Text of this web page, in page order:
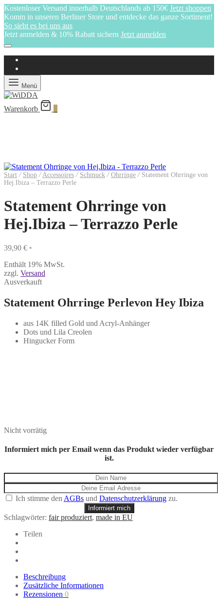
Kostenloser Versand innerhalb Deutschlands ab 150€ Jetzt shoppen
Komm in unseren Berliner Store und entdecke das ganze Sortiment!
So sieht es bei uns aus
Jetzt anmelden & 10% Rabatt sichern Jetzt anmelden
Menü
Warenkorb
Start / Shop / Accessoires / Schmuck / Ohrringe /Statement Ohrringe von
Hej.Ibiza – Terrazzo Perle
Statement Ohrringe von
Hej.Ibiza – Terrazzo Perle
39,90 € *
Enthält 19% MwSt.
zzgl. Versand
Ausverkauft
Statement Ohrringe Perlevon Hey Ibiza
aus 14K filled Gold und Acryl-Anhänger
Dots und Lila Creolen
Hingucker Form
Nicht vorrätig
Informiert mich per Email wenn das Produkt wieder verfügbar
ist.
Ich stimme den AGBs und Datenschutzerklärung zu.
Informiert mich
Schlagwörter: fair produziert, made in EU
Teilen
Beschreibung
Zusätzliche Informationen
Rezensionen 0